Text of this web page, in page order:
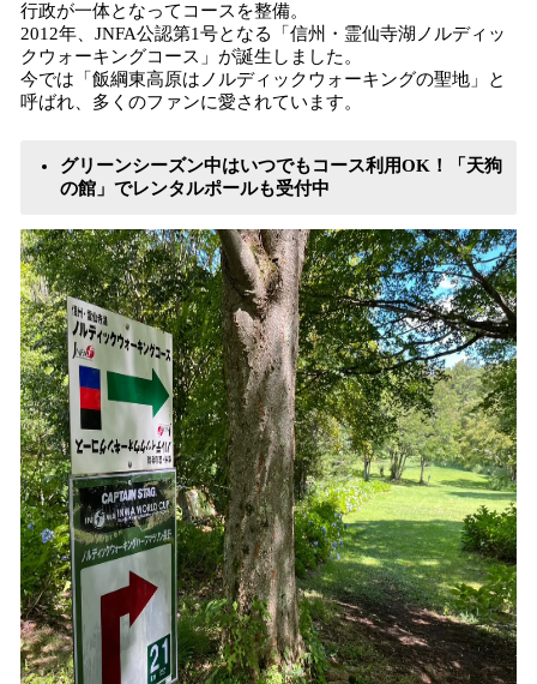
行政が一体となってコースを整備。
2012年、JNFA公認第1号となる「信州・霊仙寺湖ノルディッ
クウォーキングコース」が誕生しました。
今では「飯綱東高原はノルディックウォーキングの聖地」と
呼ばれ、多くのファンに愛されています。
グリーンシーズン中はいつでもコース利用OK！「天狗
の館」でレンタルポールも受付中